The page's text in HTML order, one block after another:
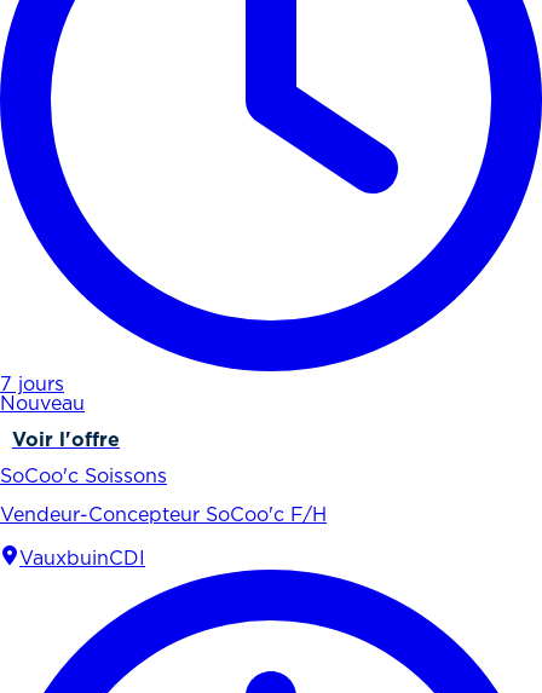
7 jours
Nouveau
Voir l'offre
SoCoo'c Soissons
Vendeur-Concepteur SoCoo'c F/H
VauxbuinCDI